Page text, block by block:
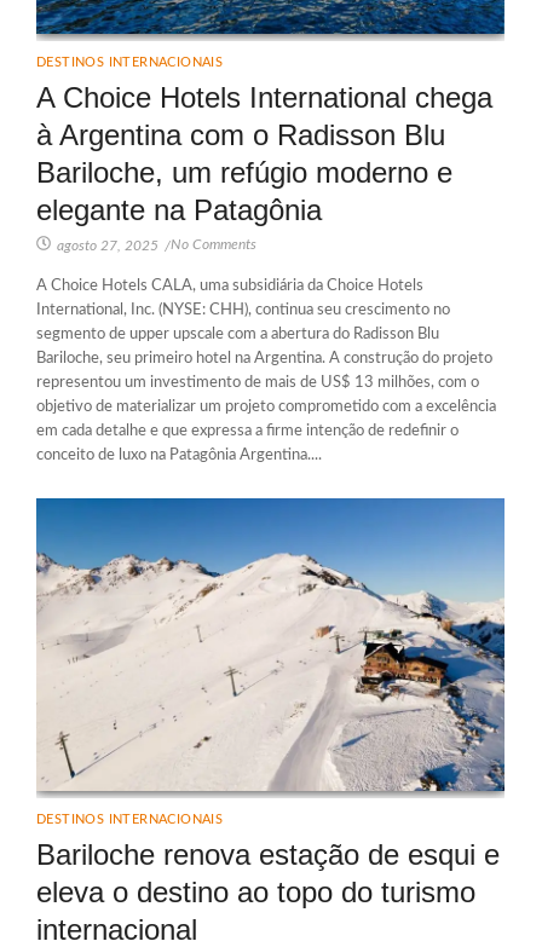
DESTINOS INTERNACIONAIS
A Choice Hotels International chega
à Argentina com o Radisson Blu
Bariloche, um refúgio moderno e
elegante na Patagônia
agosto 27, 2025 /No Comments
A Choice Hotels CALA, uma subsidiária da Choice Hotels
International, Inc. (NYSE: CHH), continua seu crescimento no
segmento de upper upscale com a abertura do Radisson Blu
Bariloche, seu primeiro hotel na Argentina. A construção do projeto
representou um investimento de mais de US$ 13 milhões, com o
objetivo de materializar um projeto comprometido com a excelência
em cada detalhe e que expressa a firme intenção de redefinir o
conceito de luxo na Patagônia Argentina....
DESTINOS INTERNACIONAIS
Bariloche renova estação de esqui e
eleva o destino ao topo do turismo
internacional